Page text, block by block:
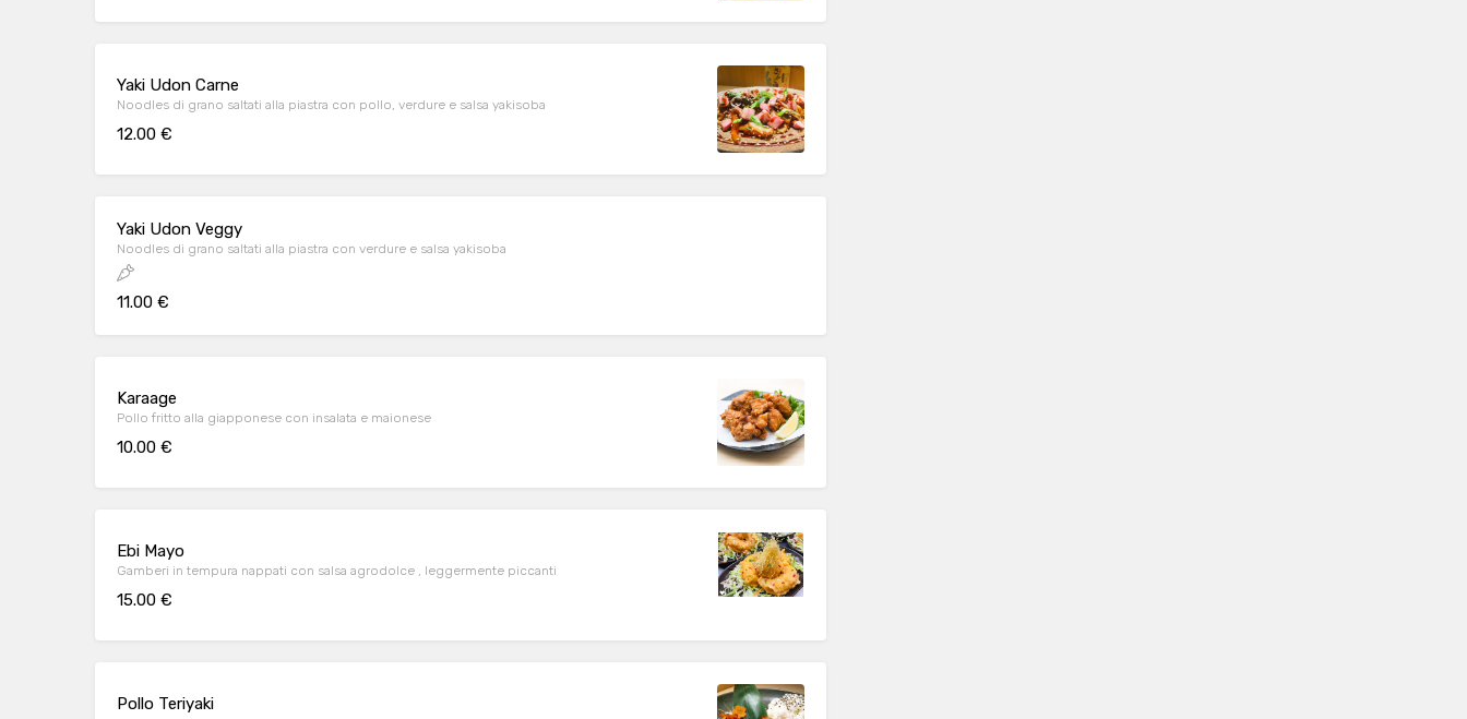
Yaki Udon Carne
Noodles di grano saltati alla piastra con pollo, verdure e salsa yakisoba
12.00 €
Yaki Udon Veggy
Noodles di grano saltati alla piastra con verdure e salsa yakisoba
11.00 €
Karaage
Pollo fritto alla giapponese con insalata e maionese
10.00 €
Ebi Mayo
Gamberi in tempura nappati con salsa agrodolce , leggermente piccanti
15.00 €
Pollo Teriyaki